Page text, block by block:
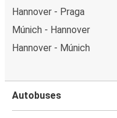
Hannover - Praga
Múnich - Hannover
Hannover - Múnich
Autobuses